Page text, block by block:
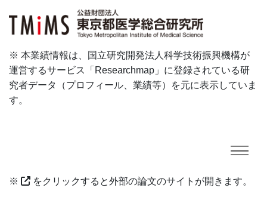
※ 本業績情報は、国立研究開発法人科学技術振興機構が
運営するサービス「Researchmap」に登録されている研
究者データ（プロフィール、業績等）を元に表示していま
す。
※ をクリックすると外部の論文のサイトが開きます。